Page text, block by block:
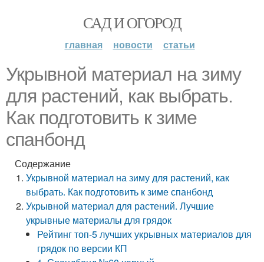
САД И ОГОРОД
главная новости статьи
Укрывной материал на зиму
для растений, как выбрать.
Как подготовить к зиме
спанбонд
Содержание
Укрывной материал на зиму для растений, как
выбрать. Как подготовить к зиме спанбонд
Укрывной материал для растений. Лучшие
укрывные материалы для грядок
Рейтинг топ-5 лучших укрывных материалов для
грядок по версии КП